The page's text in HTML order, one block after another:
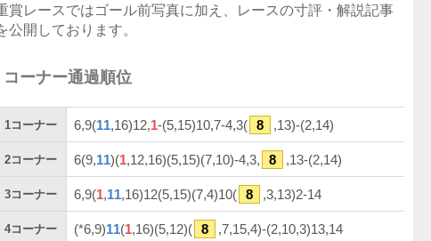
賞レースではゴール前写真に加え、レースの寸評・解説記事
公開しております。
コーナー通過順位
1コーナー 6,9(11,16)12,1-(5,15)10,7-4,3( 8 ,13)-(2,14)
2コーナー 6(9,11)(1,12,16)(5,15)(7,10)-4,3, 8 ,13-(2,14)
3コーナー 6,9(1,11,16)12(5,15)(7,4)10( 8 ,3,13)2-14
4コーナー (*6,9)11(1,16)(5,12)( 8 ,7,15,4)-(2,10,3)13,14